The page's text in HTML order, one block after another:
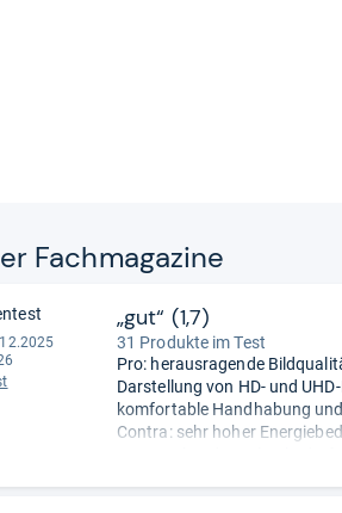
Fach­ma­ga­zine
„gut“ (1,7)
31 Produkte im Test
Pro: herausragende
Darstellung von HD- und
komfortable Handhabung
Contra: sehr hoher
entsprechendem